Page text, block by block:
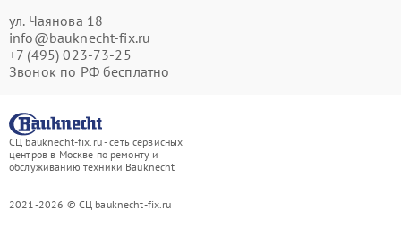
ул. Чаянова 18
info@bauknecht-fix.ru
+7 (495) 023-73-25
Звонок по РФ бесплатно
СЦ bauknecht-fix.ru - сеть сервисных
центров в Москве по ремонту и
обслуживанию техники Bauknecht
2021-2026 © СЦ bauknecht-fix.ru